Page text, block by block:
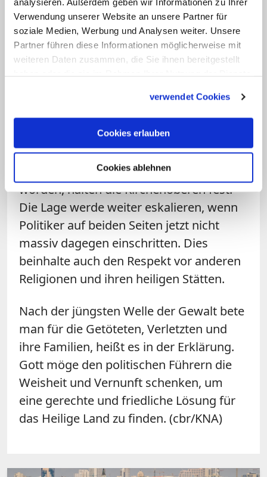
Verwendung unserer Website an unsere Partner für
soziale Medien, Werbung und Analysen weiter. Unsere
Partner führen diese Informationen möglicherweise mit
weiteren Daten zusammen, die Sie ihnen bereitgestellt
verwendet Cookies
Cookies erlauben
Cookies ablehnen
Praxis der Zurückhaltung und der
Selbstkontrolle auf",heißt in einer
gemeinsamen Erklärung, die das
Lateinische Patriarchat von Jerusalem am
zu weiteren Gräueltaten und immer
weiter weg vom ersehnten Frieden.
Seit Beginn des Jahres seien bislang 32
Palästinenser und 7 Israelis getötet
worden, halten die Kirchenoberen fest.
Die Lage werde weiter eskalieren, wenn
Politiker auf beiden Seiten jetzt nicht
massiv dagegen einschritten. Dies
beinhalte auch den Respekt vor anderen
Religionen und ihren heiligen Stätten.
Nach der jüngsten Welle der Gewalt bete
man für die Getöteten, Verletzten und
ihre Familien, heißt es in der Erklärung.
Gott möge den politischen Führern die
Weisheit und Vernunft schenken, um
eine gerechte und friedliche Lösung für
das Heilige Land zu finden. (cbr/KNA)